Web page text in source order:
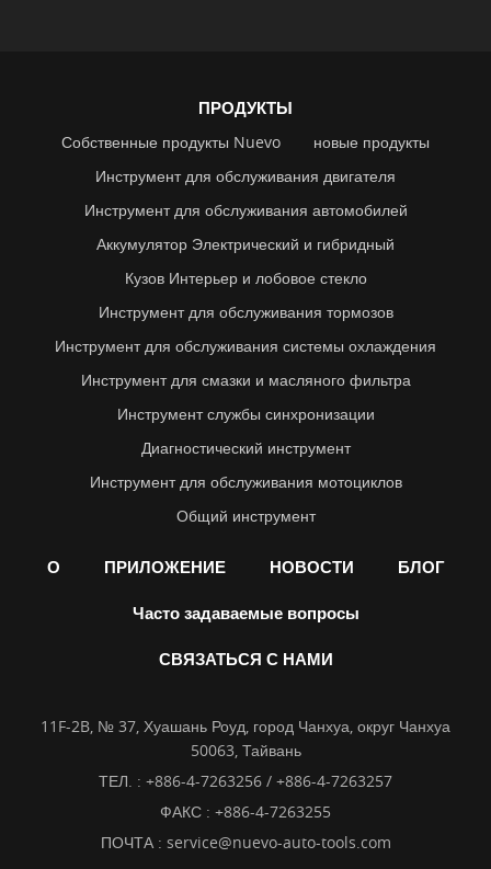
ПРОДУКТЫ
Собственные продукты Nuevo
новые продукты
Инструмент для обслуживания двигателя
Инструмент для обслуживания автомобилей
Аккумулятор Электрический и гибридный
Кузов Интерьер и лобовое стекло
Инструмент для обслуживания тормозов
Инструмент для обслуживания системы охлаждения
Инструмент для смазки и масляного фильтра
Инструмент службы синхронизации
Диагностический инструмент
Инструмент для обслуживания мотоциклов
Общий инструмент
О ПРИЛОЖЕНИЕ НОВОСТИ БЛОГ
Часто задаваемые вопросы
СВЯЗАТЬСЯ С НАМИ
11F-2B, № 37, Хуашань Роуд, город Чанхуа, округ Чанхуа
50063, Тайвань
ТЕЛ. : +886-4-7263256 / +886-4-7263257
ФАКС : +886-4-7263255
ПОЧТА : service@nuevo-auto-tools.com